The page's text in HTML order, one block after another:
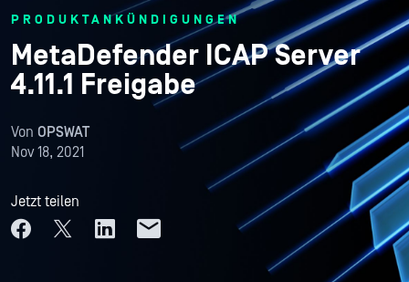
PRODUKTANKÜNDIGUNGEN
MetaDefender ICAP Server
4.11.1 Freigabe
Von OPSWAT
Nov 18, 2021
Jetzt teilen